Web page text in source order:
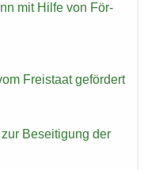
mit Hilfe von För­
Frei­staat ge­för­dert
Be­sei­ti­gung der